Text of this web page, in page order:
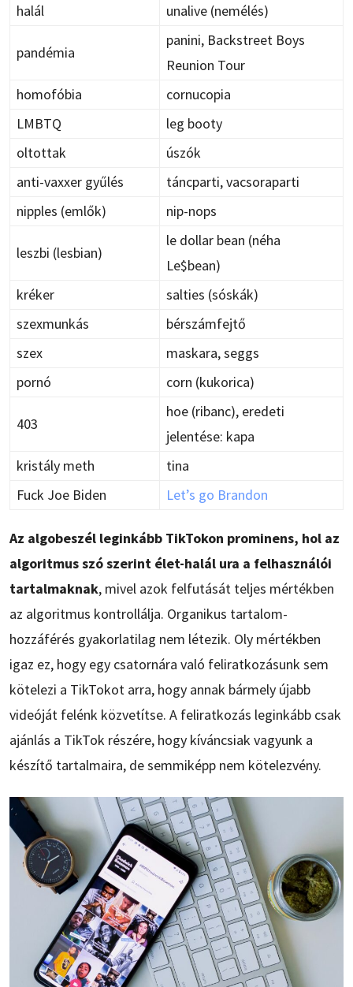
halál
unalive (nemélés)
pandémia
panini, Backstreet Boys
Reunion Tour
homofóbia
cornucopia
LMBTQ
leg booty
oltottak
úszók
anti-vaxxer gyűlés
táncparti, vacsoraparti
nipples (emlők)
nip-nops
leszbi (lesbian)
le dollar bean (néha
Le$bean)
kréker
salties (sóskák)
szexmunkás
bérszámfejtő
szex
maskara, seggs
pornó
corn (kukorica)
403
hoe (ribanc), eredeti
jelentése: kapa
kristály meth
tina
Fuck Joe Biden
Let’s go Brandon
Az algobeszél leginkább TikTokon prominens, hol az
algoritmus szó szerint élet-halál ura a felhasználói
tartalmaknak, mivel azok felfutását teljes mértékben
az algoritmus kontrollálja. Organikus tartalom-
hozzáférés gyakorlatilag nem létezik. Oly mértékben
igaz ez, hogy egy csatornára való feliratkozásunk sem
kötelezi a TikTokot arra, hogy annak bármely újabb
videóját felénk közvetítse. A feliratkozás leginkább csak
ajánlás a TikTok részére, hogy kíváncsiak vagyunk a
készítő tartalmaira, de semmiképp nem kötelezvény.